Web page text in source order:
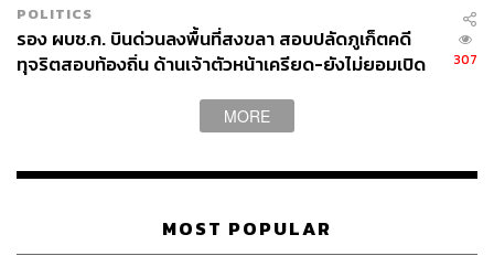
สินค้านำเข้าจากจีน
POLITICS
รอง ผบช.ก. บินด่วนลงพื้นที่สงขลา สอบปลัดภูเก็ตคดี
ทุจริตสอบท้องถิ่น ด้านเจ้าตัวหน้าเครียด-ยังไม่ยอมเปิด
307
MORE
MOST POPULAR